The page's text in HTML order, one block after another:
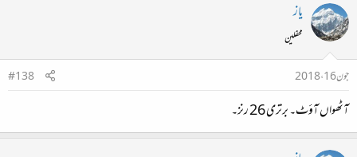
یاز
محفلین
جون 16، 2018
#138
آٹھواں آؤٹ۔ برتری 26 رنز۔